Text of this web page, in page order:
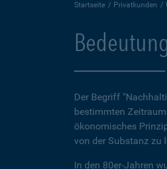
Startseite Privatkunden
Der Begriff
bestimmten
ökonomisches
von der Substanz zu
In den 80er-Jahren